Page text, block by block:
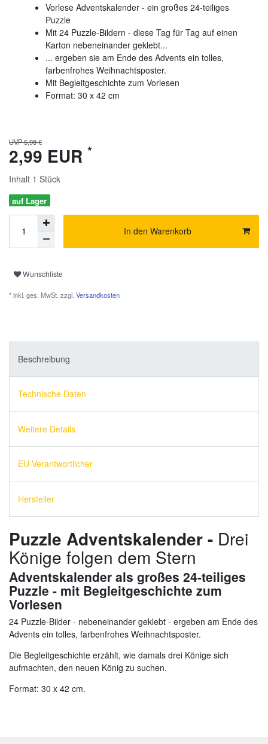
Vorlese Adventskalender - ein großes 24-teiliges
Puzzle
Mit 24 Puzzle-Bildern - diese Tag für Tag auf einen
Karton nebeneinander geklebt...
... ergeben sie am Ende des Advents ein tolles,
farbenfrohes Weihnachtsposter.
Mit Begleitgeschichte zum Vorlesen
Format: 30 x 42 cm
UVP 5,98 €
2,99 EUR *
Inhalt 1 Stück
auf Lager
In den Warenkorb
Wunschliste
* inkl. ges. MwSt. zzgl. Versandkosten
Beschreibung
Technische Daten
Weitere Details
EU-Verantwortlicher
Hersteller
Puzzle Adventskalender - Drei
Könige folgen dem Stern
Adventskalender als großes 24-teiliges
Puzzle - mit Begleitgeschichte zum
Vorlesen
24 Puzzle-Bilder - nebeneinander geklebt - ergeben am Ende des
Advents ein tolles, farbenfrohes Weihnachtsposter.
Die Begleitgeschichte erzählt, wie damals drei Könige sich
aufmachten, den neuen König zu suchen.
Format: 30 x 42 cm.